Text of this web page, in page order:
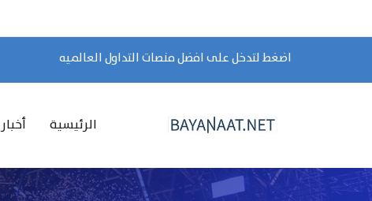
اضغط لتدخل على افضل منصات التداول العالميه
الرئيسية أخبار